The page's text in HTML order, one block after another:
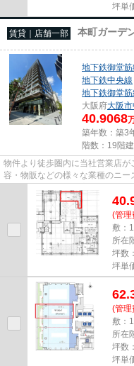
坪単
賃貸｜店舗一部 本町ガーデ
地下鉄御堂筋
地下鉄中央線
地下鉄御堂筋
大阪府大阪
40.9068
築年数：築3
階数：19階
物件より徒歩圏内に当社営業店
容・物販などの様々な業種のニー
尚、弊社ではおとり広告は一切...
(管理
敷：
所在
坪数
坪単
(管理
敷：
所在
坪数
坪単